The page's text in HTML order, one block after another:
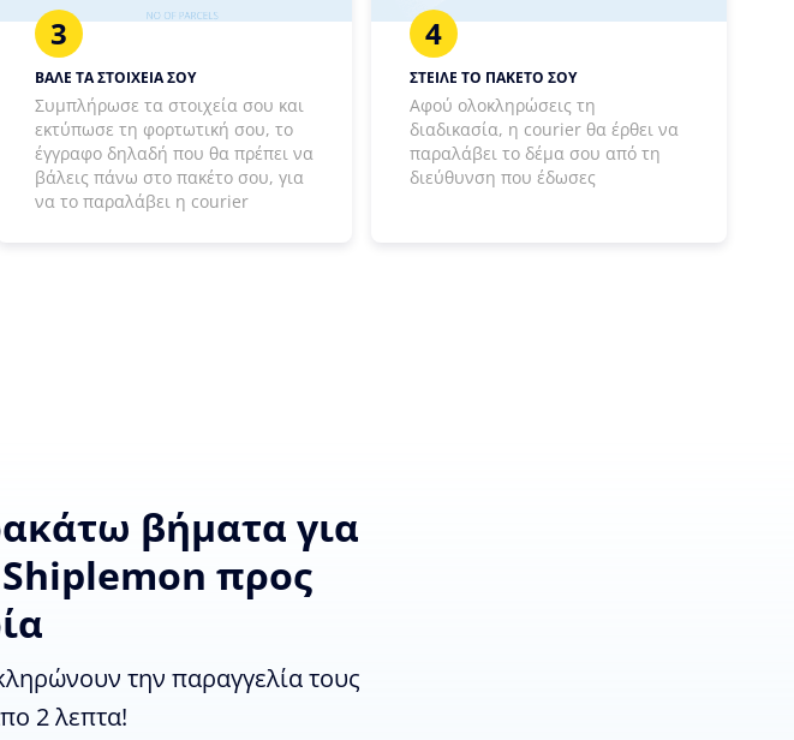
3
ΒΑΛΕ ΤΑ ΣΤΟΙΧΕΙΑ ΣΟΥ
Συμπλήρωσε τα στοιχεία σου και
εκτύπωσε τη φορτωτική σου, το
έγγραφο δηλαδή που θα πρέπει να
βάλεις πάνω στο πακέτο σου, για
να το παραλάβει η courier
4
ΣΤΕΙΛΕ ΤΟ ΠΑΚΕΤΟ ΣΟΥ
Αφού ολοκληρώσεις τη
διαδικασία, η courier θα έρθει να
παραλάβει το δέμα σου από τη
διεύθυνση που έδωσες
βήματα για
Shiplemon προς
την παραγγελία τους
2 λεπτα!